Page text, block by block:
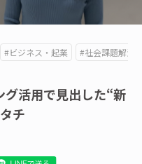
#ビジネス・起業 #社会課題解決
グ活用で見出した“新
チ